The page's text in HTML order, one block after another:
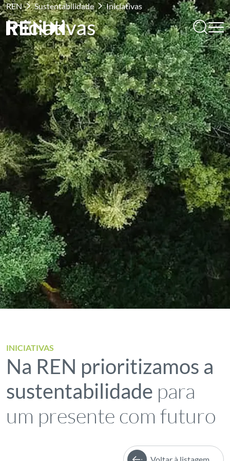
REN Sustentabilidade Iniciativas
Iniciativas
INICIATIVAS
Na REN prioritizamos a
sustentabilidade para
um presente com futuro